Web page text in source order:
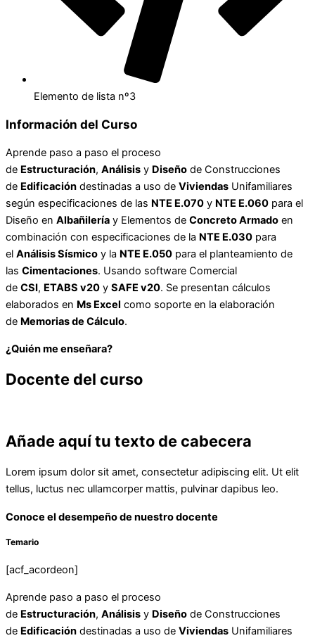
Elemento de lista nº3
Información del Curso
Aprende paso a paso el proceso
de Estructuración, Análisis y Diseño de Construcciones
de Edificación destinadas a uso de Viviendas Unifamiliares
según especificaciones de las NTE E.070 y NTE E.060 para el
Diseño en Albañilería y Elementos de Concreto Armado en
combinación con especificaciones de la NTE E.030 para
el Análisis Sísmico y la NTE E.050 para el planteamiento de
las Cimentaciones. Usando software Comercial
de CSI, ETABS v20 y SAFE v20. Se presentan cálculos
elaborados en Ms Excel como soporte en la elaboración
de Memorias de Cálculo.
¿Quién me enseñara?
Docente del curso
Añade aquí tu texto de cabecera
Lorem ipsum dolor sit amet, consectetur adipiscing elit. Ut elit
tellus, luctus nec ullamcorper mattis, pulvinar dapibus leo.
Conoce el desempeño de nuestro docente
Temario
[acf_acordeon]
Aprende paso a paso el proceso
de Estructuración, Análisis y Diseño de Construcciones
de Edificación destinadas a uso de Viviendas Unifamiliares